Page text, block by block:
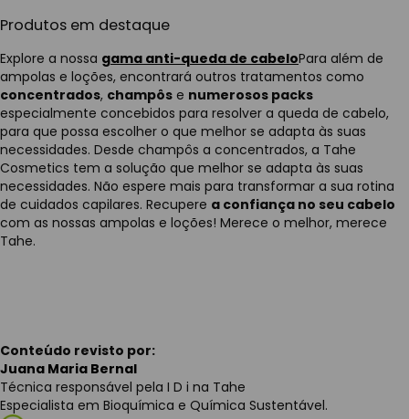
Produtos em destaque
Explore a nossa gama anti-queda de cabeloPara além de
ampolas e loções, encontrará outros tratamentos como
concentrados, champôs e numerosos packs
especialmente concebidos para resolver a queda de cabelo,
para que possa escolher o que melhor se adapta às suas
necessidades. Desde champôs a concentrados, a Tahe
Cosmetics tem a solução que melhor se adapta às suas
necessidades. Não espere mais para transformar a sua rotina
de cuidados capilares. Recupere a confiança no seu cabelo
com as nossas ampolas e loções! Merece o melhor, merece
Tahe.
Conteúdo revisto por:
Juana Maria Bernal
Técnica responsável pela I D i na Tahe
Especialista em Bioquímica e Química Sustentável.